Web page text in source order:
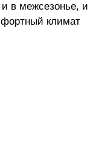
в межсезонье, и
климат